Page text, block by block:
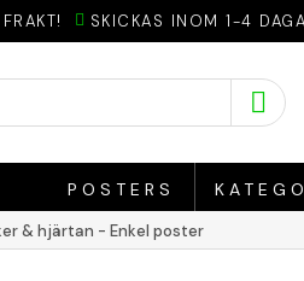
SKICKAS INOM 1-4
POSTERS
& hjärtan - Enkel poster